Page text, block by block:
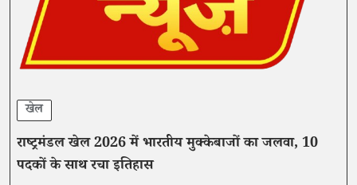
खेल
राष्ट्रमंडल खेल 2026 में भारतीय मुक्केबाजों का जलवा, 10
पदकों के साथ रचा इतिहास